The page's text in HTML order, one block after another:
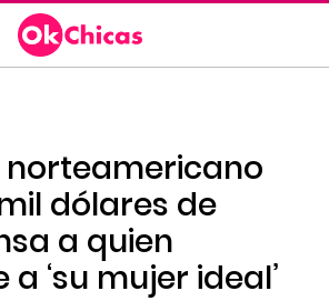
norteamericano
dólares de
a quien
‘su mujer ideal’